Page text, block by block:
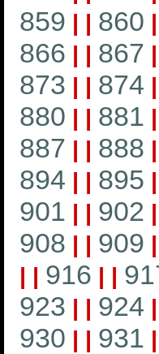
859 | | 860 |
866 | | 867 |
873 | | 874 |
880 | | 881 |
887 | | 888 |
894 | | 895 |
901 | | 902 |
908 | | 909 |
| | 916 | |
923 | | 924 |
930 | | 931 |